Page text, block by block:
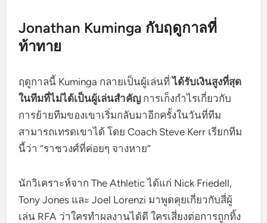
Jonathan Kuminga กับฤดูกาลที่
ท้าทาย
ฤดูกาลนี้ Kuminga กลายเป็นผู้เล่นที่ได้รับเงินสูงที่สุด
ในทีมที่ไม่ได้เป็นผู้เล่นสำคัญการเก็งกำไรเกี่ยวกับ
การย้ายทีมของเขาเริ่มกลับมาอีกครั้งในวันที่ทีม
สามารถเทรดเขาได้ โดย Coach Steve Kerr เรียกทีม
นี้ว่า “ราชวงศ์ที่ค่อยๆ จางหาย”
นักวิเคราะห์จาก The Athletic ได้แก่ Nick Friedell,
Tony Jones และ Joel Lorenzi มาพูดคุยเกี่ยวกับสี่ผู้
เล่น RFA ว่าใครทำผลงานได้ดี ใครเสี่ยงต่อการถูกทิ้ง